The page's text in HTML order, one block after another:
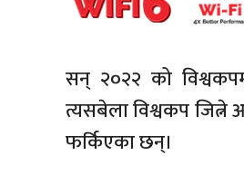
सन् २०२२ को
त्यसबेला विश्वकप
फर्किएका छन्।